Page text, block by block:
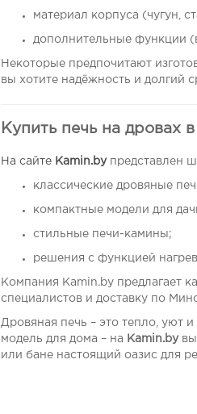
материал корпуса (чугун,
дополнительные функции
Некоторые предпочитают
вы хотите надёжность и долгий
Купить печь на дровах
На сайте Kamin.by представлен
классические дровяные
компактные модели для
стильные печи-камины;
решения с функцией
Компания Kamin.by предлагает
специалистов и доставку по
Дровяная печь – это тепло, уют
модель для дома – на
Kamin.byвы
или бане настоящий оазис для